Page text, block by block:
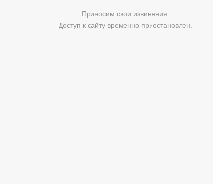
Приносим свои извинения.
Доступ к сайту временно приостановлен.